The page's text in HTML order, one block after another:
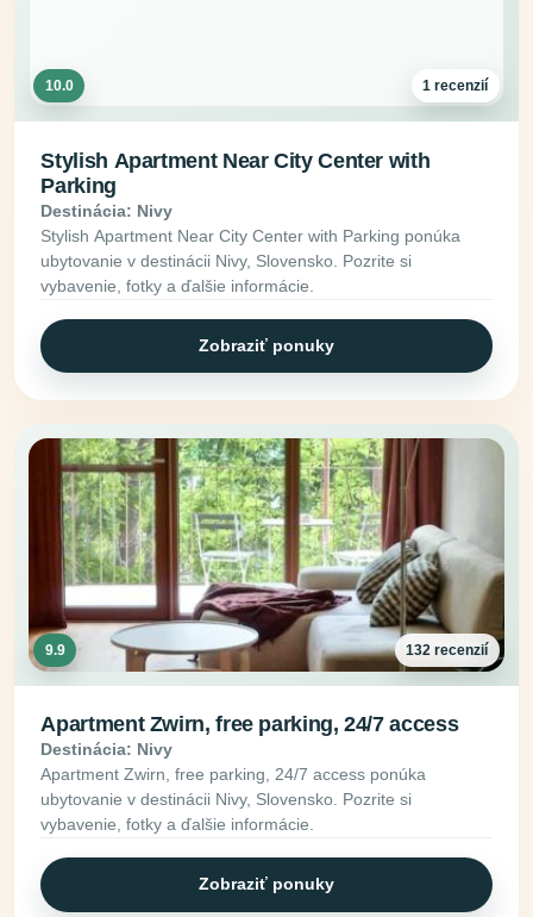
10.0 1 recenzií
Stylish Apartment Near City Center with
Parking
Destinácia: Nivy
Stylish Apartment Near City Center with Parking ponúka
ubytovanie v destinácii Nivy, Slovensko. Pozrite si
vybavenie, fotky a ďalšie informácie.
Zobraziť ponuky
9.9 132 recenzií
Apartment Zwirn, free parking, 24/7 access
Destinácia: Nivy
Apartment Zwirn, free parking, 24/7 access ponúka
ubytovanie v destinácii Nivy, Slovensko. Pozrite si
vybavenie, fotky a ďalšie informácie.
Zobraziť ponuky